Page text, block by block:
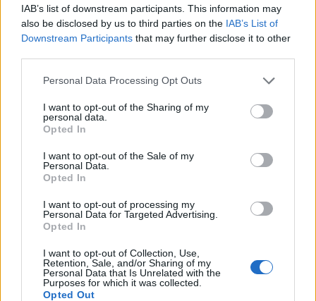
IAB’s list of downstream participants. This information may
also be disclosed by us to third parties on the IAB’s List of
Downstream Participants that may further disclose it to other
Please note that this website/app uses one or more Google
not limited to your visit or usage behaviour. You may click to
grant or deny consent to Google and its third-party tags to
use your data for below specified purposes in below Google
consent section.
Personal Data Processing Opt Outs
I want to opt-out of the Sharing of my
personal data.
Opted In
I want to opt-out of the Sale of my
Personal Data.
Opted In
I want to opt-out of processing my
Personal Data for Targeted Advertising.
Opted In
I want to opt-out of Collection, Use,
Retention, Sale, and/or Sharing of my
Personal Data that Is Unrelated with the
Purposes for which it was collected.
Opted Out